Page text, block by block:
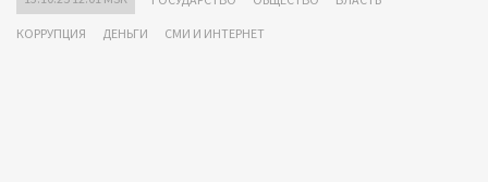
КОРРУПЦИЯ ДЕНЬГИ СМИ И ИНТЕРНЕТ